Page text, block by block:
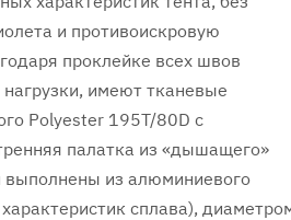
и противоискровую
проклейке всех швов
имеют тканевые
Polyester 195T/80D с
палатка из «дышащего»
выполнены из алюминиевого
сплава),